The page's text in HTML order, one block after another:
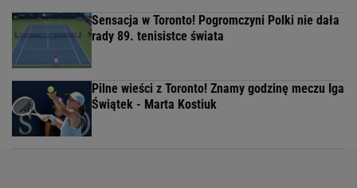
Sensacja w Toronto! Pogromczyni Polki nie dała
rady 89. tenisistce świata
Pilne wieści z Toronto! Znamy godzinę meczu Iga
Świątek - Marta Kostiuk